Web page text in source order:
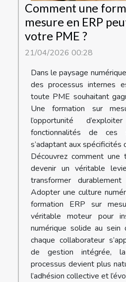
Comment une
mesure en ERP
votre PME ?
21/04/2026 00:28
Dans le paysage
des processus internes
toute PME souhaitant
Une formation sur
l’opportunité
fonctionnalités de ces
s’adaptant aux spécificités
Découvrez comment
devenir un véritable
transformer
Adopter une culture
formation ERP sur
véritable moteur pour
numérique solide au sein
chaque collaborateur
de gestion intégrée,
processus devient plus
l’adhésion collective et